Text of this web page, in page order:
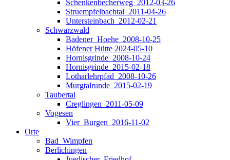
Schenkenbecherweg_2012-03-26
Struempfelbachtal_2011-04-26
Untersteinbach_2012-02-21
Schwarzwald
Badener_Hoehe_2008-10-25
Höfener Hütte 2024-05-10
Hornisgrinde_2008-10-24
Hornisgrinde_2015-02-18
Lotharlehrpfad_2008-10-26
Murgtalrunde_2015-02-19
Taubertal
Creglingen_2011-05-09
Vogesen
Vier_Burgen_2016-11-02
Orte
Bad_Wimpfen
Berlichingen